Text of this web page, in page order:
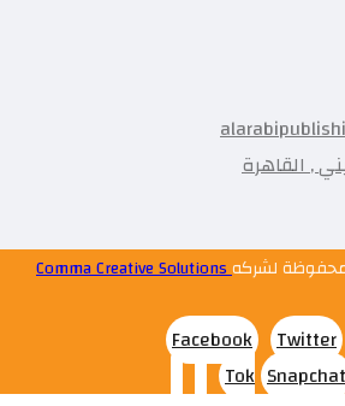
لشركهComma Creative Solutions
Facebook Twitter
Tok Snapchat